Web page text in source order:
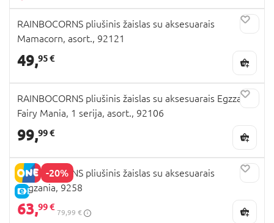
bet ir daugybę kitų žaislų ar kūdikių prekių.
BabyCity parduotuvėje rasite itin platų vaikų
prekių pasirinkimą. Todėl negaiškite laiko kitur,
rinkitės viską vienoje vietoje. Krepšelyje atsidurs
, greita mašinėlė ar
vietoje! Patiks ir tėveliams ir vaikams. Todėl
Rainbocorns
žaislas , užmeskite akį ir į kitas kategorijas.
RAINBOCORNS pliušinis žaislas su aksesuarais
Mamacorn, asort., 92121
49,95 €
RAINBOCORNS pliušinis žaislas su aksesuarais Egzzania
Fairy Mania, 1 serija, asort., 92106
99,99 €
-20%
E-KAINA
RAINBOCORNS pliušinis žaislas su aksesuarais
Eggzania, 9258
63,99 €
79,99 €